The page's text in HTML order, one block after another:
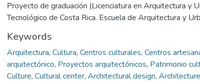
Proyecto de graduación (Licenciatura en Arquitectura y
Tecnológico de Costa Rica. Escuela de Arquitectura y
Keywords
Arquitectura, Cultura, Centros culturales, Centros
arquitectónico, Proyectos arquitectónicos, Patrimonio
Culture, Cultural center, Architectural design,